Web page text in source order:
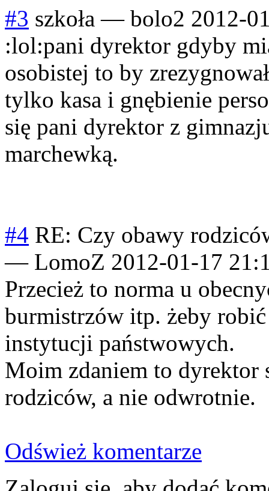
#3 szkoła — bolo2 2012-
:lol:pani dyrektor gdyby
osobistej to by
tylko kasa i gnębienie
się pani dyrektor z
marchewką.
#4 RE: Czy obawy
— LomoZ 2012-01-17
Przecież to norma u
burmistrzów itp. żeby
instytucji państwowych.
Moim zdaniem to dyrektor
rodziców, a nie odwrotnie.
Odśwież komentarze